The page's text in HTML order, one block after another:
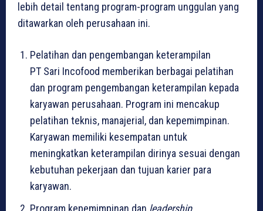
lebih detail tentang program-program unggulan yang
ditawarkan oleh perusahaan ini.
Pelatihan dan pengembangan keterampilan
PT Sari Incofood memberikan berbagai pelatihan
dan program pengembangan keterampilan kepada
karyawan perusahaan. Program ini mencakup
pelatihan teknis, manajerial, dan kepemimpinan.
Karyawan memiliki kesempatan untuk
meningkatkan keterampilan dirinya sesuai dengan
kebutuhan pekerjaan dan tujuan karier para
karyawan.